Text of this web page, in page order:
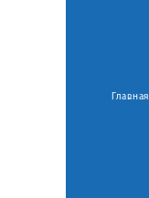
Главная